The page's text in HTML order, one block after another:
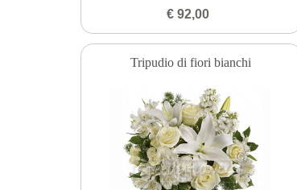
€ 92,00
Tripudio di fiori bianchi